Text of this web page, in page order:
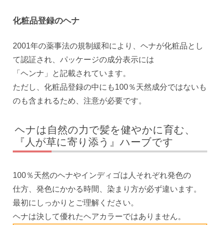
化粧品登録のヘナ
2001年の薬事法の規制緩和により、ヘナが化粧品とし
て認証され、パッケージの成分表示には
「ヘンナ」と記載されています。
ただし、化粧品登録の中にも100％天然成分ではないも
のも含まれるため、注意が必要です。
ヘナは自然の力で髪を健やかに育む、
『人が草に寄り添う』ハーブです
100％天然のヘナやインディゴは人それぞれ発色の
仕方、発色にかかる時間、染まり方が必ず違います。
最初にしっかりとご理解ください。
ヘナは決して優れたヘアカラーではありません。